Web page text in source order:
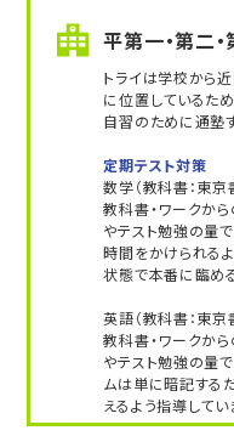
教室長兼教育プラン
平第一・第二
トライは学校から
に位置しているた
自習のために通塾
定期テスト対策
数学（教科書：東京
教科書・ワークか
やテスト勉強の量
時間をかけられる
状態で本番に臨め
英語（教科書：東京
教科書・ワークか
やテスト勉強の量
ムは単に暗記する
えるよう指導してい